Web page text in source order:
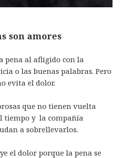
son amores
pena al afligido con la
o las buenas palabras. Pero
evita el dolor.
que no tienen vuelta
tiempo y la compañía
a sobrellevarlos.
el dolor porque la pena se